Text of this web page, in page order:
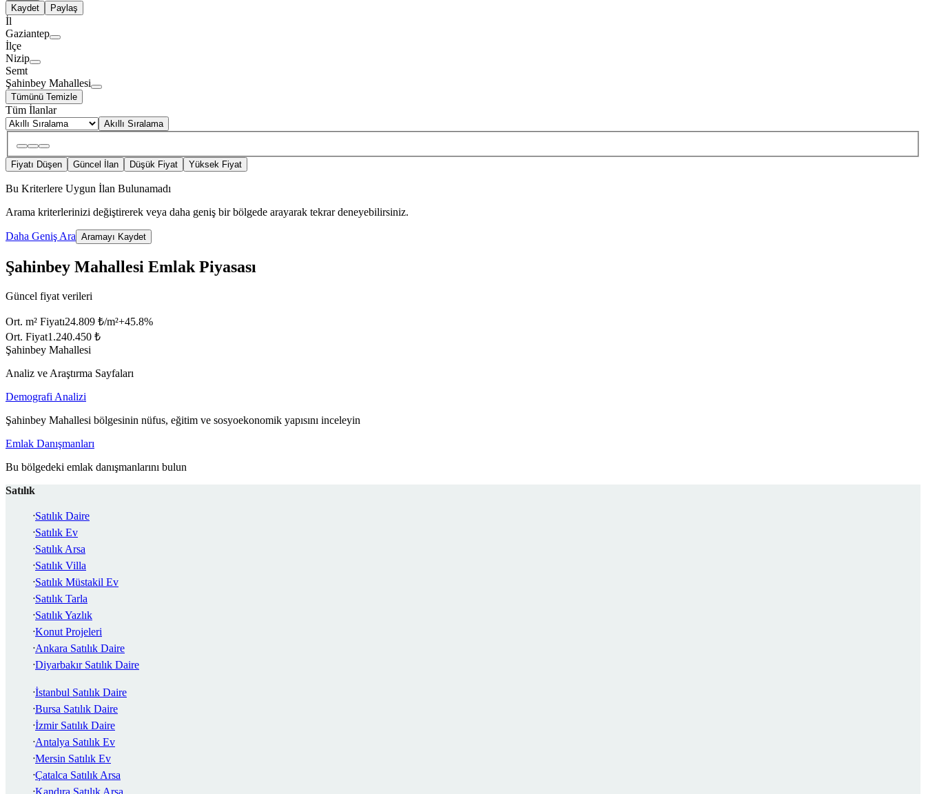
Kaydet
Paylaş
İl
Gaziantep
İlçe
Nizip
Semt
Şahinbey Mahallesi
Tümünü Temizle
Tüm İlanlar
Akıllı Sıralama
Fiyatı Düşen Güncel İlan Düşük Fiyat Yüksek Fiyat
Bu Kriterlere Uygun İlan Bulunamadı
Arama kriterlerinizi değiştirerek veya daha geniş bir bölgede arayarak tekrar deneyebilirsiniz.
Daha Geniş Ara Aramayı Kaydet
Şahinbey Mahallesi Emlak Piyasası
Güncel fiyat verileri
Ort. m² Fiyatı24.809 ₺/m²+45.8%
Ort. Fiyat1.240.450 ₺
Şahinbey Mahallesi
Analiz ve Araştırma Sayfaları
Demografi Analizi
Şahinbey Mahallesi bölgesinin nüfus, eğitim ve sosyoekonomik yapısını inceleyin
Emlak Danışmanları
Bu bölgedeki emlak danışmanlarını bulun
Satılık
Satılık Daire
Satılık Ev
Satılık Arsa
Satılık Villa
Satılık Müstakil Ev
Satılık Tarla
Satılık Yazlık
Konut Projeleri
Ankara Satılık Daire
Diyarbakır Satılık Daire
İstanbul Satılık Daire
Bursa Satılık Daire
İzmir Satılık Daire
Antalya Satılık Ev
Mersin Satılık Ev
Çatalca Satılık Arsa
Kandıra Satılık Arsa